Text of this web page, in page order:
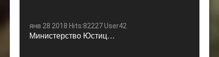
янв 28 2018 Hits:82227 User42
Министерство Юстиц…